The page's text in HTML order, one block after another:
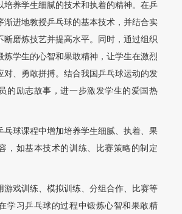
培养学生细腻的技术和执着的精神。在乒
渐进地教授乒乓球的基本技术，并结合实
断磨炼技艺并提高水平。同时，通过组织
炼学生的心智和果敢精神，让学生在激烈
对、勇敢拼搏。结合我国乒乓球运动的发
的励志故事，进一步激发学生的爱国热
乓球课程中增加培养学生细腻、执着、果
，如基本技术的训练、比赛策略的制定
游戏训练、模拟训练、分组合作、比赛等
学习乒乓球的过程中锻炼心智和果敢精